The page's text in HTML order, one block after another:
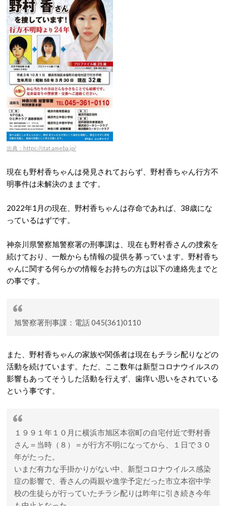
出典：https://stat.ameba.jp/
現在も野村香ちゃんは発見されておらず、野村香ちゃん行方不
明事件は未解決のままです。
2022年1月の現在、野村香ちゃんは存命であれば、38歳にな
っているはずです。
神奈川県警察旭警察署の刑事課は、現在も野村香さんの捜索を
続けており、一般からも情報の提供を募っています。野村香ち
ゃんに関する何らかの情報をお持ちの方は以下の連絡先までと
の事です。
旭警察署刑事課：電話 045(361)0110
また、野村香ちゃんの家族や関係者は現在もチラシ配りなどの
活動を続けています。ただ、ここ数年は新型コロナウイルスの
影響もあってそうした活動を行えず、歯痒い思いをされている
という事です。
１９９１年１０月に横浜市旭区本宿町の自宅付近で野村香
さん＝当時（８）＝が行方不明になってから、１日で３０
年がたった。
いまだ有力な手掛かりがない中、新型コロナウイルス感染
症の影響で、香さんの両親や進学予定だった市立本宿中学
校の生徒らが行っていたチラシ配りは昨年に引き続き今年